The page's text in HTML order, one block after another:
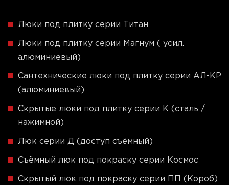
Люки под плитку серии Титан
Люки под плитку серии Магнум ( усил.
алюминиевый)
Сантехнические люки под плитку серии АЛ-КР
(алюминиевый)
Скрытые люки под плитку серии K (сталь /
нажимной)
Люк серии Д (доступ съёмный)
Съёмный люк под покраску серии Космос
Скрытый люк под покраску серии ПП (Короб)